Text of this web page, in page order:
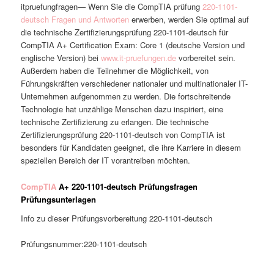
itpruefungfragen— Wenn Sie die CompTIA prüfung220-1101-
deutsch Fragen und Antworten erwerben, werden Sie optimal auf
die technische Zertifizierungsprüfung 220-1101-deutsch für
CompTIA A+ Certification Exam: Core 1 (deutsche Version und
englische Version) beiwww.it-pruefungen.de vorbereitet sein.
Außerdem haben die Teilnehmer die Möglichkeit, von
Führungskräften verschiedener nationaler und multinationaler IT-
Unternehmen aufgenommen zu werden. Die fortschreitende
Technologie hat unzählige Menschen dazu inspiriert, eine
technische Zertifizierung zu erlangen. Die technische
Zertifizierungsprüfung 220-1101-deutsch von CompTIA ist
besonders für Kandidaten geeignet, die ihre Karriere in diesem
speziellen Bereich der IT vorantreiben möchten.
CompTIA A+ 220-1101-deutsch Prüfungsfragen
Prüfungsunterlagen
Info zu dieser Prüfungsvorbereitung 220-1101-deutsch
Prüfungsnummer:220-1101-deutsch